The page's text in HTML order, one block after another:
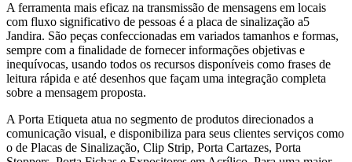
A ferramenta mais eficaz na transmissão de mensagens em locais
com fluxo significativo de pessoas é a placa de sinalização a5
Jandira. São peças confeccionadas em variados tamanhos e formas,
sempre com a finalidade de fornecer informações objetivas e
inequívocas, usando todos os recursos disponíveis como frases de
leitura rápida e até desenhos que façam uma integração completa
sobre a mensagem proposta.
A Porta Etiqueta atua no segmento de produtos direcionados a
comunicação visual, e disponibiliza para seus clientes serviços como
o de Placas de Sinalização, Clip Strip, Porta Cartazes, Porta